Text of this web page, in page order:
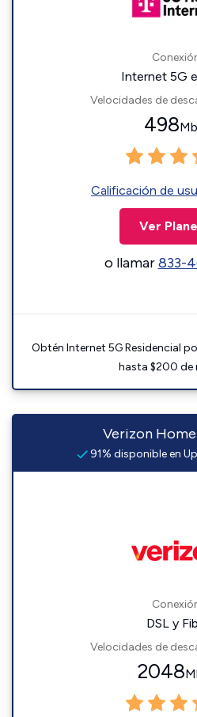
Internet 5G
Velocidades de
498
Calificación de
Ver
o llamar833-
Obtén Internet 5G Residencial
hasta $200 de
Verizon
91% disponible en
DSL y
Velocidades de
2048